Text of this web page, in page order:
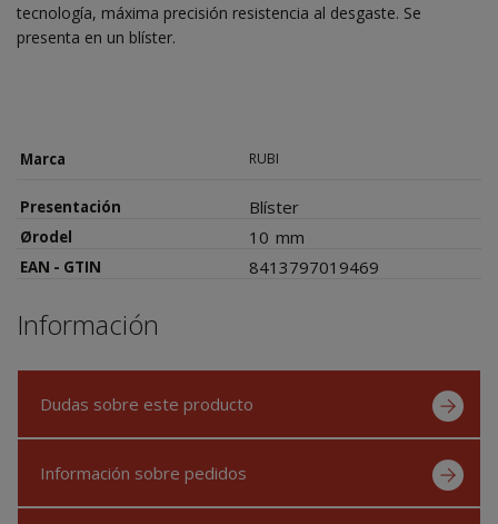
tecnología, máxima precisión resistencia al desgaste. Se
presenta en un blíster.
Marca RUBI
Presentación Blíster
Ørodel 10 mm
EAN - GTIN 8413797019469
Información
Dudas sobre este producto
Información sobre pedidos